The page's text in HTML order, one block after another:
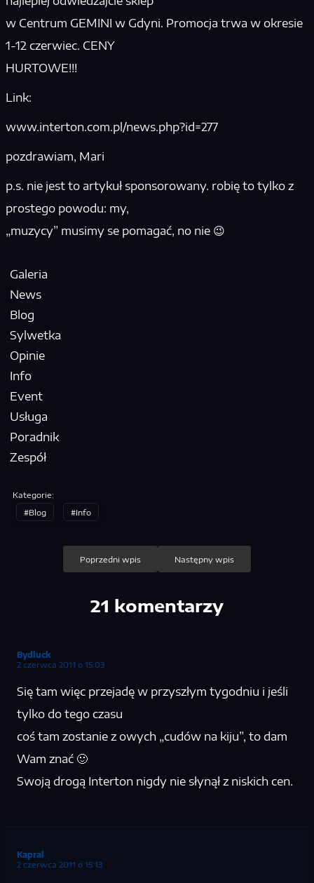
w Centrum GEMINI w Gdyni. Promocja trwa w okresie
1-12 czerwiec. CENY
HURTOWE!!!
Link:
www.interton.com.pl/news.php?id=277
pozdrawiam, Mari
p.s. nie jest to artykuł sponsorowany. robię to tylko z
prostego powodu: my,
„muzycy” musimy se pomagać, no nie 😉
Galeria
News
Blog
Sylwetka
Opinie
Info
Event
Usługa
Poradnik
Zespół
Kategorie:
Blog
Info
Poprzedni wpis Następny wpis
21 komentarzy
Bydluck
2 czerwca 2011 o 15:03
Się tam więc przejadę w przyszłym tygodniu i jeśli
tylko do tego czasu
coś tam zostanie z owych „cudów na kiju”, to dam
Wam znać 🙂
Swoją drogą Interton nigdy nie słynął z niskich cen.
Kapral
2 czerwca 2011 o 15:13